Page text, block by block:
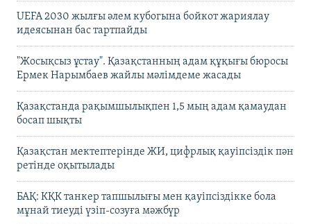
UEFA 2030 жылғы әлем кубогына бойкот жариялау
идеясынан бас тартпайды
"Жосықсыз ұстау". Қазақстанның адам құқығы бюросы
Ермек Нарымбаев жайлы мәлімдеме жасады
Қазақстанда рақымшылықпен 1,5 мың адам қамаудан
босап шықты
Қазақстан мектептерінде ЖИ, цифрлық қауіпсіздік пән
ретінде оқытылады
БАҚ: КҚК танкер тапшылығы мен қауіпсіздікке бола
мұнай тиеуді үзіп-созуға мәжбүр